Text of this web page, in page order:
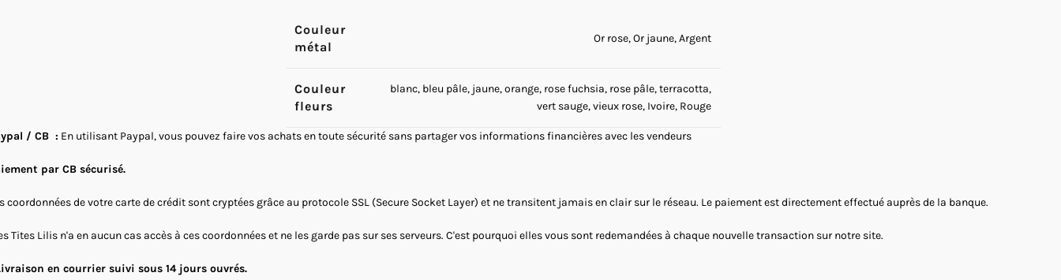
Couleur
métal
Or rose, Or jaune, Argent
Couleur
fleurs
blanc, bleu pâle, jaune, orange, rose fuchsia, rose pâle, terracotta,
vert sauge, vieux rose, Ivoire, Rouge
/ CB : En utilisant Paypal, vous pouvez faire vos achats en toute sécurité sans partager vos informations financières avec les vendeurs
par CB sécurisé.
coordonnées de votre carte de crédit sont cryptées grâce au protocole SSL (Secure Socket Layer) et ne transitent jamais en clair sur le réseau. Le paiement est directement effectué auprès de la banque.
Tites Lilis n'a en aucun cas accès à ces coordonnées et ne les garde pas sur ses serveurs. C'est pourquoi elles vous sont redemandées à chaque nouvelle transaction sur notre site.
en courrier suivi sous 14 jours ouvrés.